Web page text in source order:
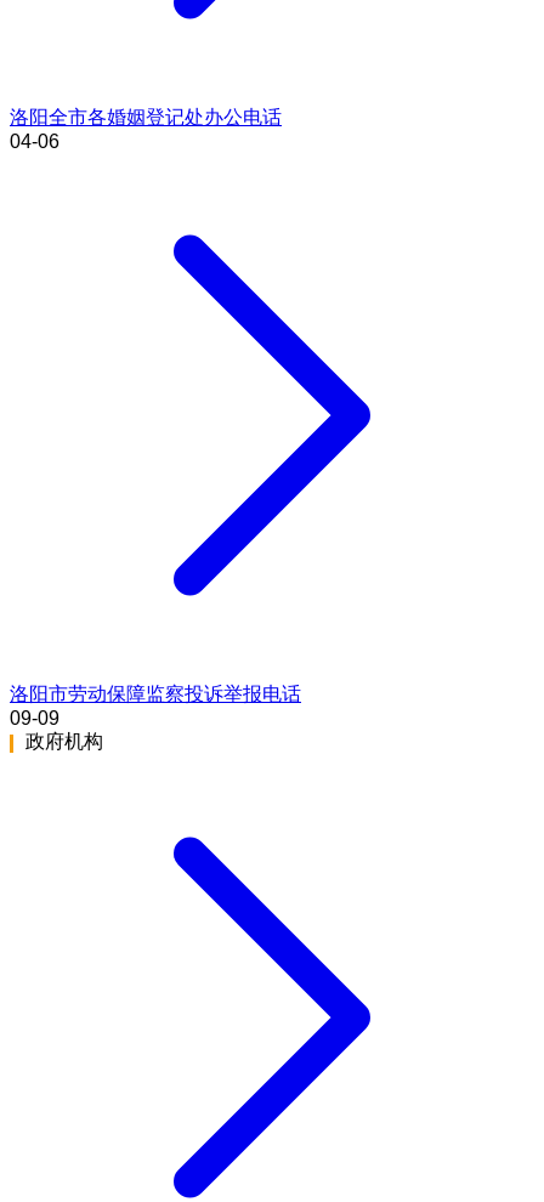
洛阳全市各婚姻登记处办公电话
04-06
洛阳市劳动保障监察投诉举报电话
09-09
政府机构